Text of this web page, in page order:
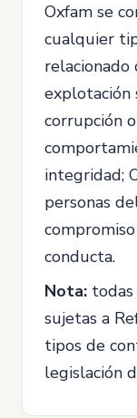
Oxfam se
cualquier
relacionado
explotación
corrupción
integridad;
personas
conducta.
Nota:
sujetas a
tipos de
legislación